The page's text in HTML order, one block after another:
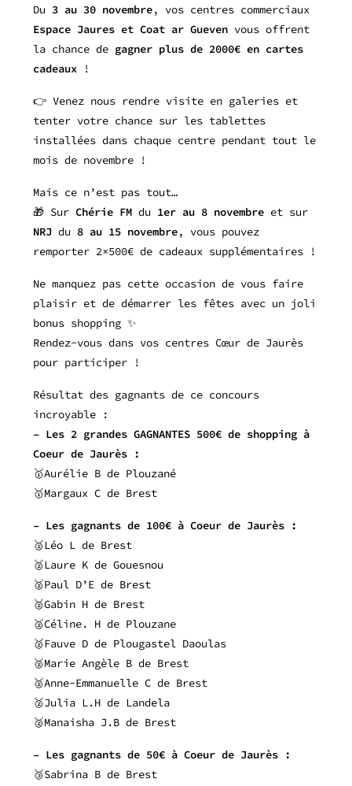
Du 3 au 30 novembre, vos centres commerciaux
Espace Jaures et Coat ar Gueven vous offrent
la chance de gagner plus de 2000€ en cartes
cadeaux !
👉 Venez nous rendre visite en galeries et
tenter votre chance sur les tablettes
installées dans chaque centre pendant tout le
mois de novembre !
Mais ce n’est pas tout…
🎁 Sur Chérie FM du 1er au 8 novembre et sur
NRJ du 8 au 15 novembre, vous pouvez
remporter 2×500€ de cadeaux supplémentaires !
Ne manquez pas cette occasion de vous faire
plaisir et de démarrer les fêtes avec un joli
bonus shopping ✨
Rendez-vous dans vos centres Cœur de Jaurès
pour participer !
Résultat des gagnants de ce concours
incroyable :
– Les 2 grandes GAGNANTES 500€ de shopping à
Coeur de Jaurès :
🥇Aurélie B de Plouzané
🥇Margaux C de Brest
– Les gagnants de 100€ à Coeur de Jaurès :
🥈Léo L de Brest
🥈Laure K de Gouesnou
🥈Paul D’E de Brest
🥈Gabin H de Brest
🥈Céline. H de Plouzane
🥈Fauve D de Plougastel Daoulas
🥈Marie Angèle B de Brest
🥈Anne-Emmanuelle C de Brest
🥈Julia L.H de Landela
🥈Manaisha J.B de Brest
– Les gagnants de 50€ à Coeur de Jaurès :
🥉Sabrina B de Brest